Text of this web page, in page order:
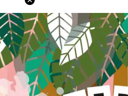
Ei saatavilla
Tuotekuvaus